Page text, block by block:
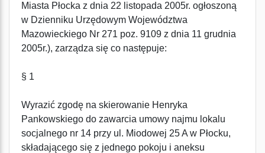
Miasta Płocka z dnia 22 listopada 2005r. ogłoszoną
w Dzienniku Urzędowym Województwa
Mazowieckiego Nr 271 poz. 9109 z dnia 11 grudnia
2005r.), zarządza się co następuje:
§ 1
Wyrazić zgodę na skierowanie Henryka
Pankowskiego do zawarcia umowy najmu lokalu
socjalnego nr 14 przy ul. Miodowej 25 A w Płocku,
składającego się z jednego pokoju i aneksu